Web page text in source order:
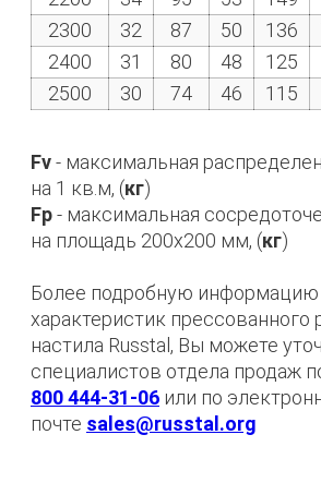
2300
32 87 50 136
2400
31 80 48 125
2500
30 74 46 115
Fv- максимальная
на 1 кв.м, (кг)
Fp- максимальная
на площадь 200х200 мм, (кг)
Более подробную информацию
характеристик прессованного
настила Russtal, Вы можете
специалистов отдела продаж
800 444-31-06 или по
почте sales@russtal.org